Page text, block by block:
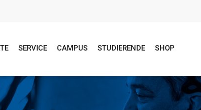
SERVICE CAMPUS STUDIERENDE SHOP